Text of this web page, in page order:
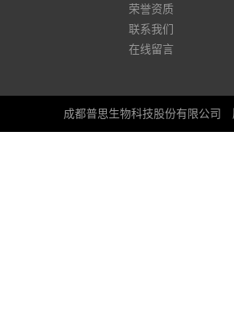
荣誉资质
联系我们
在线留言
成都普思生物科技股份有限公司